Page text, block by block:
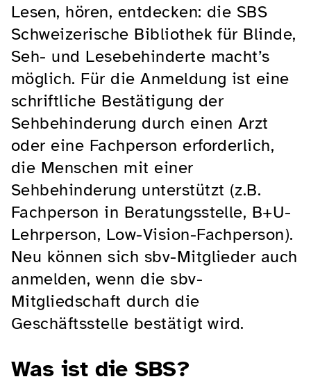
Lesen, hören, entdecken: die SBS
Schweizerische Bibliothek für Blinde,
Seh- und Lesebehinderte macht’s
möglich. Für die Anmeldung ist eine
schriftliche Bestätigung der
Sehbehinderung durch einen Arzt
oder eine Fachperson erforderlich,
die Menschen mit einer
Sehbehinderung unterstützt (z.B.
Fachperson in Beratungsstelle, B+U-
Lehrperson, Low-Vision-Fachperson).
Neu können sich sbv-Mitglieder auch
anmelden, wenn die sbv-
Mitgliedschaft durch die
Geschäftsstelle bestätigt wird.
Was ist die SBS?